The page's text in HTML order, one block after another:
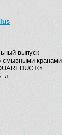
выпуск
смывными кранами
л